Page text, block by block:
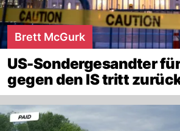
Brett McGurk
US-Sondergesandter
gegen den IS tritt